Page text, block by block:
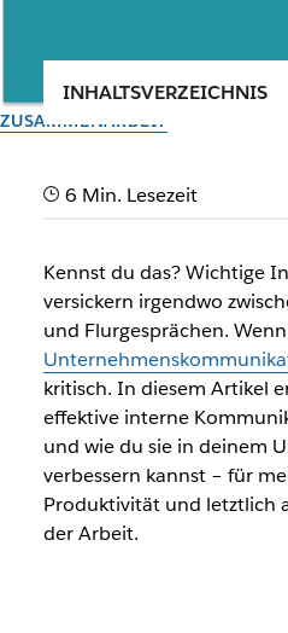
ZUSAMMENARBEIT
Interne
n: Erfolgsfaktor
Eine effektive interne
entscheidend für die positive
Mitarbeiterbindung.
Vom Slack-Team
INHALTSVERZEICHNIS
6 Min. Lesezeit
Kennst du das? Wichtige
versickern irgendwo
und Flurgesprächen.
kritisch. In diesem Artikel
effektive interne
und wie du sie in deinem
verbessern kannst – für
Produktivität und letztlich
der Arbeit.